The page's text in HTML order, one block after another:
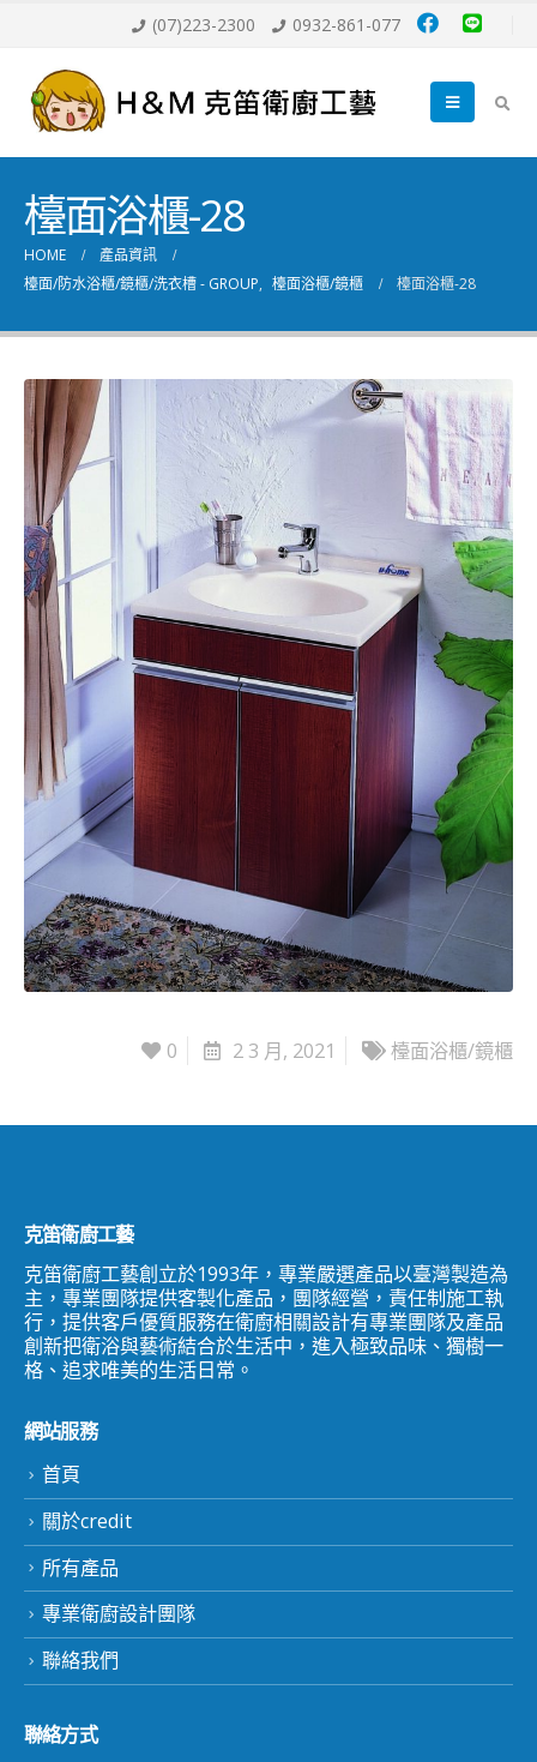
(07)223-2300 0932-861-077
檯面浴櫃-28
HOME
產品資訊
檯面/防水浴櫃/鏡櫃/洗衣槽 - GROUP, 檯面浴櫃/鏡櫃 檯面浴櫃-28
0 2 3 月, 2021 檯面浴櫃/鏡櫃
克笛衛廚工藝
克笛衛廚工藝創立於1993年，專業嚴選產品以臺灣製造為
主，專業團隊提供客製化產品，團隊經營，責任制施工執
行，提供客戶優質服務在衛廚相關設計有專業團隊及產品
創新把衛浴與藝術結合於生活中，進入極致品味、獨樹一
格、追求唯美的生活日常。
網站服務
首頁
關於credit
所有產品
專業衛廚設計團隊
聯絡我們
聯絡方式